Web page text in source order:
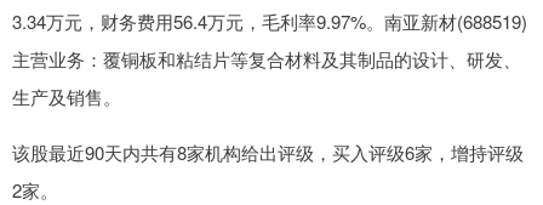
3.34万元，财务费用56.4万元，毛利率9.97%。南亚新材(688519)
主营业务：覆铜板和粘结片等复合材料及其制品的设计、研发、
生产及销售。
该股最近90天内共有8家机构给出评级，买入评级6家，增持评级
2家。